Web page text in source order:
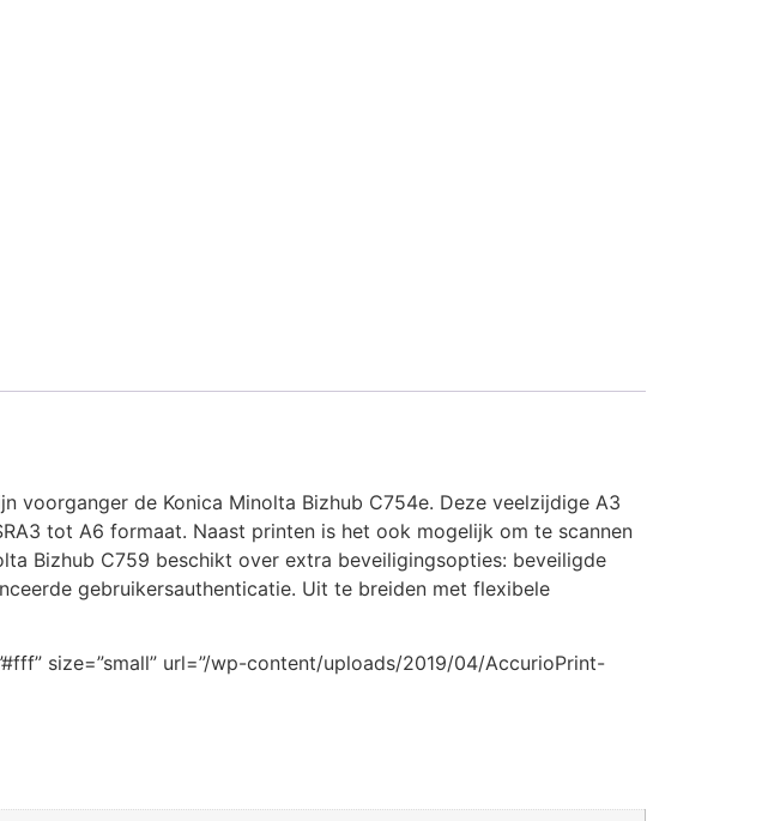
voorganger de Konica Minolta Bizhub C754e. Deze veelzijdige A3
tot A6 formaat. Naast printen is het ook mogelijk om te scannen
Bizhub C759 beschikt over extra beveiligingsopties: beveiligde
gebruikersauthenticatie. Uit te breiden met flexibele
size=”small” url=”/wp-content/uploads/2019/04/AccurioPrint-